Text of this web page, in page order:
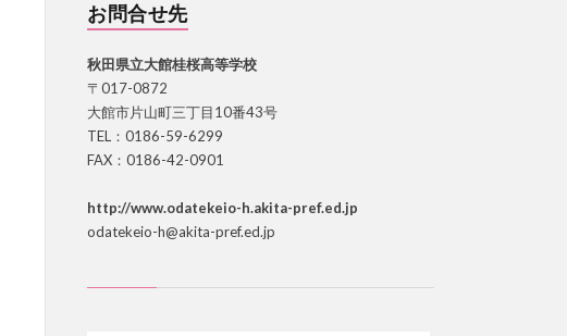
お問合せ先
秋田県立大館桂桜高等学校
〒017-0872
大館市片山町三丁目10番43号
TEL：0186-59-6299
FAX：0186-42-0901
http://www.odatekeio-h.akita-pref.ed.jp
odatekeio-h@akita-pref.ed.jp